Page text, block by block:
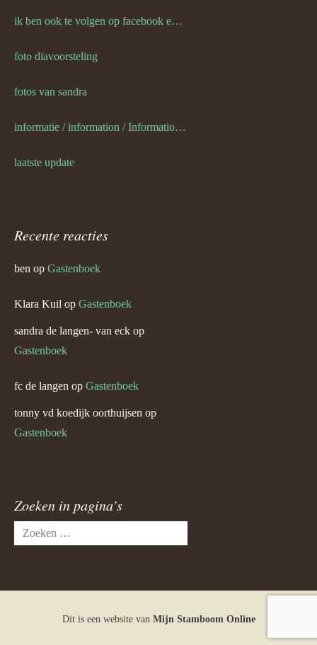
ik ben ook te volgen op facebook en twitter
foto diavoorsteling
fotos van sandra
informatie / information / Informationen / l information
laatste update
Recente reacties
ben op Gastenboek
Klara Kuil op Gastenboek
sandra de langen- van eck op
Gastenboek
fc de langen op Gastenboek
tonny vd koedijk oorthuijsen op
Gastenboek
Zoeken in pagina’s
Zoeken
naar:
Dit is een website van Mijn Stamboom Online